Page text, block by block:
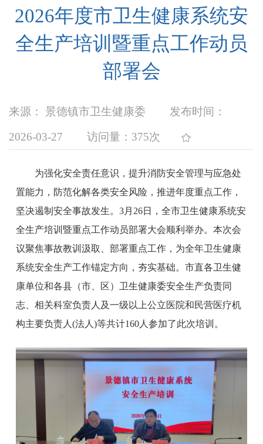
2026年度市卫生健康系统安
全生产培训暨重点工作动员
部署会
来源： 景德镇市卫生健康委 发布时间：
2026-03-27 访问量： 375次
为强化安全责任意识，提升消防安全管理与应急处
置能力，防范化解各类安全风险，推进年度重点工作，
坚决遏制安全事故发生。3月26日，全市卫生健康系统安
全生产培训暨重点工作动员部署大会顺利举办。本次会
议聚焦事故教训汲取、部署重点工作，为全年卫生健康
系统安全生产工作锚定方向，夯实基础。 市直各卫生健
康单位和各县（市、区）卫生健康委安全生产负责同
志、 相关科室负责人 及一级以上公立医院和民营医疗机
构主要负责人(法人)等共计160人参加了此次培训。